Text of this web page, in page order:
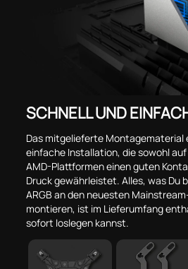
SCHNELL UND
Das mitgelieferte Montagematerial
einfache Installation, die sowohl
AMD-Plattformen einen guten
Druck gewährleistet. Alles, was Du
ARGB an den neuesten
montieren, ist im Lieferumfang
sofort loslegen kannst.